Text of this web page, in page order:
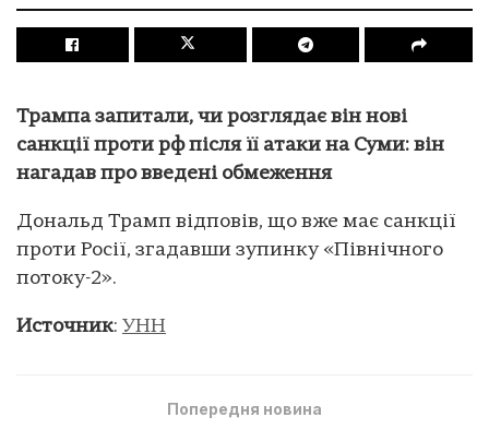
Трампа запитали, чи розглядає він нові
санкції проти рф після її атаки на Суми: він
нагадав про введені обмеження
Дональд Трамп відповів, що вже має санкції
проти Росії, згадавши зупинку «Північного
потоку-2».
Источник: УНН
Попередня новина